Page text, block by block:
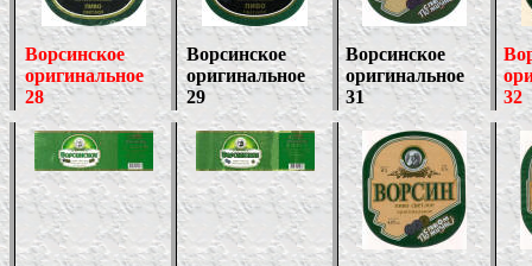
Ворсинское
оригинальное
28
Ворсинское
оригинальное
29
Ворсинское
оригинальное
31
32